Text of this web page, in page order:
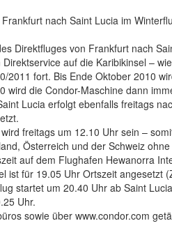
nach Saint Lucia im
Direktfluges von Frankfurt nach
auf die Karibikinsel –
2011 fort. Bis Ende Oktober 2010
wird die Condor-Maschine dann
Lucia erfolgt ebenfalls freitags
freitags um 12.10 Uhr sein –
Österreich und der Schweiz
auf dem Flughafen Hewanorra
ist für 19.05 Uhr Ortszeit angesetzt
startet um 20.40 Uhr ab Saint
Uhr.
sowie über www.condor.com